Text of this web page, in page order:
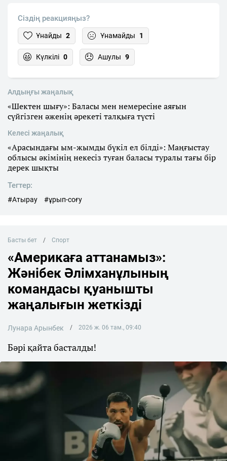
Сіздің реакцияңыз?
Ұнайды 2 Ұнамайды 1
Күлкілі 0 Ашулы 9
Алдыңғы жаңалық
«Шектен шығу»: Баласы мен немересіне аяғын
сүйгізген әженің әрекеті талқыға түсті
Келесі жаңалық
«Арасындағы ым-жымды бүкіл ел білді»: Маңғыстау
облысы әкімінің некесіз туған баласы туралы тағы бір
дерек шықты
Тегтер:
#Атырау #ұрып-соғу
Басты бет Спорт
«Америкаға аттанамыз»:
Жәнібек Әлімханұлының
командасы қуанышты
жаңалығын жеткізді
Лунара Арынбек 2026 ж. 06 там., 09:40
Бәрі қайта басталды!